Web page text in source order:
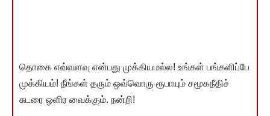
தொகை எவ்வளவு என்பது முக்கியமல்ல! உங்கள் பங்களிப்பே
முக்கியம்! நீங்கள் தரும் ஒவ்வொரு ரூபாயும் சமூகநீதிச்
சுடரை ஒளிர வைக்கும். நன்றி!